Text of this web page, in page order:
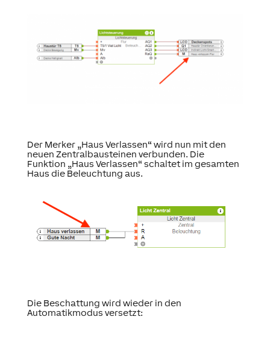
Der Merker „Haus Verlassen“ wird nun mit den
neuen Zentralbausteinen verbunden. Die
Funktion „Haus Verlassen“ schaltet im gesamten
Haus die Beleuchtung aus.
Die Beschattung wird wieder in den
Automatikmodus versetzt: